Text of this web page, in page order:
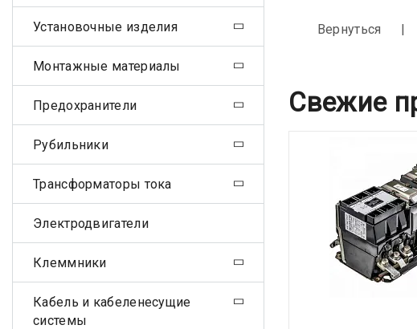
Вернуться
Свежие
Установочные изделия
Монтажные материалы
Предохранители
Рубильники
Трансформаторы тока
Электродвигатели
Клеммники
Кабель и кабеленесущие
системы